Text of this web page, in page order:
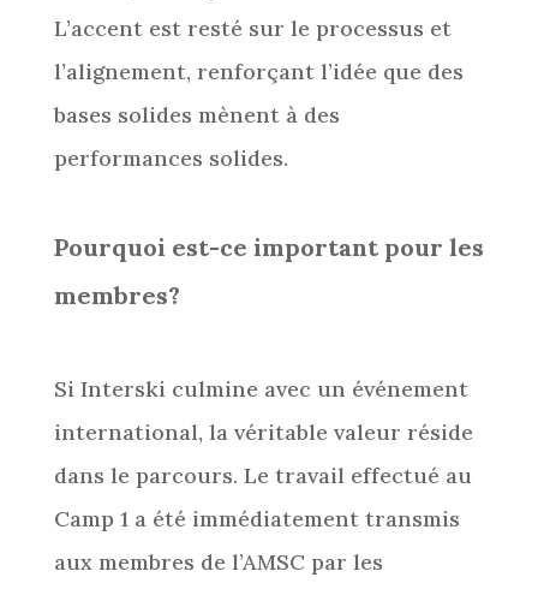
L’accent est resté sur le processus et
l’alignement, renforçant l’idée que des
bases solides mènent à des
performances solides.
Pourquoi est-ce important pour les
membres?
Si Interski culmine avec un événement
international, la véritable valeur réside
dans le parcours. Le travail effectué au
Camp 1 a été immédiatement transmis
aux membres de l’AMSC par les